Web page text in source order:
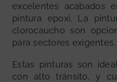
excelentes acabados
pintura epoxi. La
clorocaucho son
para sectores exigentes.
Estas pinturas son
con alto tránsito, y